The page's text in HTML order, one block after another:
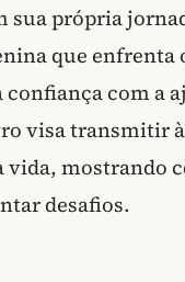
própria
que enfrenta
com a
visa transmitir
vida, mostrando
desafios.